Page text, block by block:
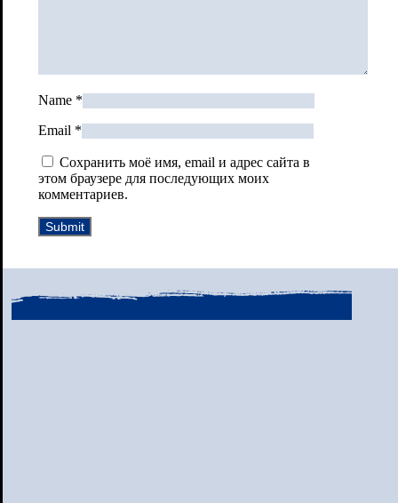
Name *
Email *
Сохранить моё имя, email и адрес сайта в
этом браузере для последующих моих
комментариев.